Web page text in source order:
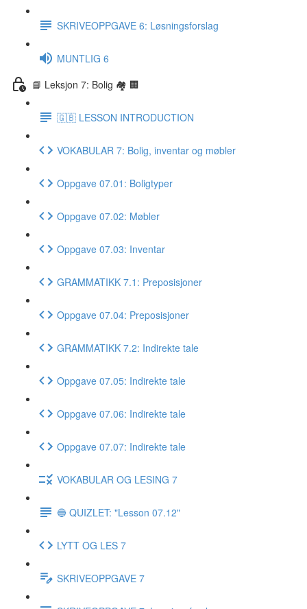
SKRIVEOPPGAVE 6: Løsningsforslag
MUNTLIG 6
📘 Leksjon 7: Bolig 🏘 🏢
🇬🇧 LESSON INTRODUCTION
VOKABULAR 7: Bolig, inventar og møbler
Oppgave 07.01: Boligtyper
Oppgave 07.02: Møbler
Oppgave 07.03: Inventar
GRAMMATIKK 7.1: Preposisjoner
Oppgave 07.04: Preposisjoner
GRAMMATIKK 7.2: Indirekte tale
Oppgave 07.05: Indirekte tale
Oppgave 07.06: Indirekte tale
Oppgave 07.07: Indirekte tale
VOKABULAR OG LESING 7
🔵 QUIZLET: "Lesson 07.12"
LYTT OG LES 7
SKRIVEOPPGAVE 7